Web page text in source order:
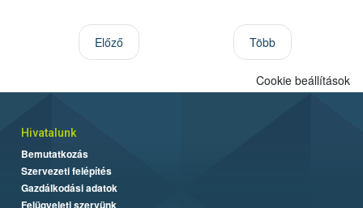
Előző Több
Cookie beállítások
Hivatalunk
Bemutatkozás
Szervezeti felépítés
Gazdálkodási adatok
Felügyeleti szervünk